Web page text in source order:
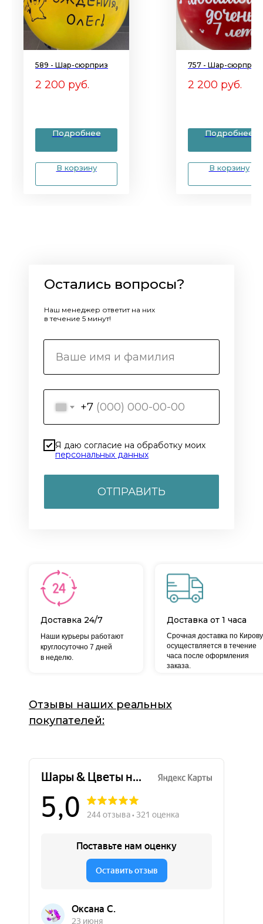
589 - Шар-сюрприз
2 200 руб.
Подробнее
В корзину
757 - Шар-сюрприз
2 200 руб.
Подробнее
В корзину
+7
Я даю согласие на обработку моих
персональных данных
ОТПРАВИТЬ
Остались вопросы?
Наш менеджер ответит на них
в течение 5 минут!
Доставка 24/7
Срочная доставка по Кирову
осуществляется в течение
часа после оформления
заказа.
Наши курьеры работают
круглосуточно 7 дней
в неделю.
Доставка от 1 часа
Отзывы наших реальных
покупателей: